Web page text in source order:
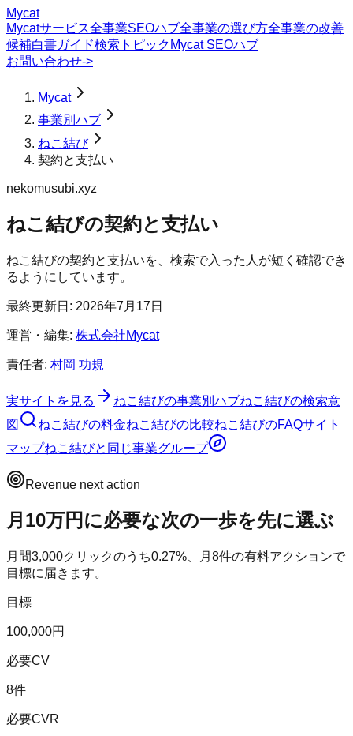
Mycat
Mycatサービス全事業SEOハブ全事業の選び方全事業の改善
候補白書ガイド検索トピック Mycat SEOハブ
お問い合わせ->
Mycat
事業別ハブ
ねこ結び
契約と支払い
nekomusubi.xyz
ねこ結びの契約と支払い
ねこ結びの契約と支払いを、検索で入った人が短く確認でき
るようにしています。
最終更新日: 2026年7月17日
運営・編集: 株式会社Mycat
責任者: 村岡 功規
実サイトを見る ねこ結びの事業別ハブねこ結びの検索意
図
ねこ結びの料金ねこ結びの比較ねこ結びのFAQサイト
マップねこ結びと同じ事業グループ
Revenue next action
月10万円に必要な次の一歩を先に選ぶ
月間3,000クリックのうち0.27%、月 8件の有料アクションで
目標に届きます。
目標
100,000円
必要CV
8件
必要CVR